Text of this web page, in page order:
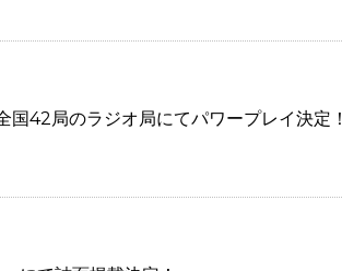
42局のラジオ局にてパワープレイ決定！